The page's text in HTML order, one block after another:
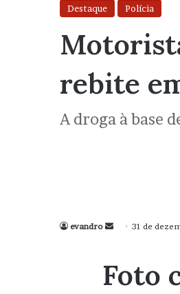
Destaque Polícia
rebite
A droga à base
evandro
Mande
mail
31 de
Foto